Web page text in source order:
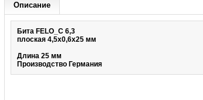
Описание
Бита FELO_С 6,3
плоская 4,5х0,6х25 мм
Длина 25 мм
Производство Германия